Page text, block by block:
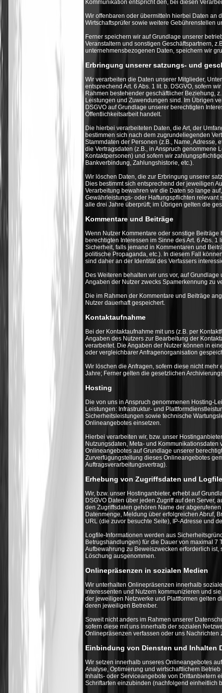
Kommunikation entspricht den, bei diesen
Wir offenbaren oder übermitteln hierbei Daten an
Wirtschaftsprüfer sowie weitere Gebührenstellen
Ferner speichern wir auf Grundlage unserer
Veranstaltern und sonstigen Geschäftspartnern,
unternehmensbezogenen Daten, speichern wir
Erbringung unserer satzungs- und
Wir verarbeiten die Daten unserer Mitglieder,
entsprechend Art. 6 Abs. 1 lit. b. DSGVO, sofern
Rahmen bestehender geschäftlicher Beziehung,
Leistungen und Zuwendungen sind. Im Übrigen
DSGVO auf Grundlage unserer berechtigten
Öffentlichkeitsarbeit handelt.
Die hierbei verarbeiteten Daten, die Art, der
bestimmen sich nach dem zugrundeliegenden
Stammdaten der Personen (z.B., Name, Adresse,
die Vertragsdaten (z.B., in Anspruch genommene
Kontaktpersonen) und sofern wir
Bankverbindung, Zahlungshistorie, etc.).
Wir löschen Daten, die zur Erbringung unserer
Dies bestimmt sich entsprechend der jeweiligen
Verarbeitung bewahren wir die Daten so lange
Gewährleistungs- oder Haftungspflichten
alle drei Jahre überprüft; im Übrigen gelten die
Kommentare und Beiträge
Wenn Nutzer Kommentare oder sonstige
berechtigten Interessen im Sinne des Art. 6 Abs.
Sicherheit, falls jemand in Kommentaren und
politische Propaganda, etc.). In diesem Fall
sind daher an der Identität des Verfassers
Des Weiteren behalten wir uns vor, auf
Angaben der Nutzer zwecks Spamerkennung zu
Die im Rahmen der Kommentare und Beiträge
Nutzer dauerhaft gespeichert.
Kontaktaufnahme
Bei der Kontaktaufnahme mit uns (z.B. per
Angaben des Nutzers zur Bearbeitung der
verarbeitet. Die Angaben der Nutzer können in
oder vergleichbarer Anfragenorganisation
Wir löschen die Anfragen, sofern diese nicht
Jahre; Ferner gelten die gesetzlichen
Hosting
Die von uns in Anspruch genommenen Hosting-
Leistungen: Infrastruktur- und
Sicherheitsleistungen sowie technische
Onlineangebotes einsetzen.
Hierbei verarbeiten wir, bzw. unser
Nutzungsdaten, Meta- und
Onlineangebotes auf Grundlage unserer
Zurverfügungstellung dieses Onlineangebotes
Auftragsverarbeitungsvertrag).
Erhebung von Zugriffsdaten und
Wir, bzw. unser Hostinganbieter, erhebt auf
DSGVO Daten über jeden Zugriff auf den Server,
den Zugriffsdaten gehören Name der
Datenmenge, Meldung über erfolgreichen Abruf,
URL (die zuvor besuchte Seite), IP-Adresse und
Logfile-Informationen werden aus
Betrugshandlungen) für die Dauer von maximal
Aufbewahrung zu Beweiszwecken erforderlich
Löschung ausgenommen.
Onlinepräsenzen in sozialen Medien
Wir unterhalten Onlinepräsenzen innerhalb
Interessenten und Nutzern kommunizieren und
der jeweiligen Netzwerke und Plattformen gelten
deren jeweiligen Betreiber.
Soweit nicht anders im Rahmen unserer
sofern diese mit uns innerhalb der sozialen
Onlinepräsenzen verfassen oder uns Nachrichten
Einbindung von Diensten und Inhalten
Wir setzen innerhalb unseres Onlineangebotes
Analyse, Optimierung und wirtschaftlichem
Inhalts- oder Serviceangebote von Drittanbietern
Schriftarten einzubinden (nachfolgend einheitlich